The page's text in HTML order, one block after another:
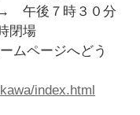
午後７時３０分
閉場
ムページへどう
index.html